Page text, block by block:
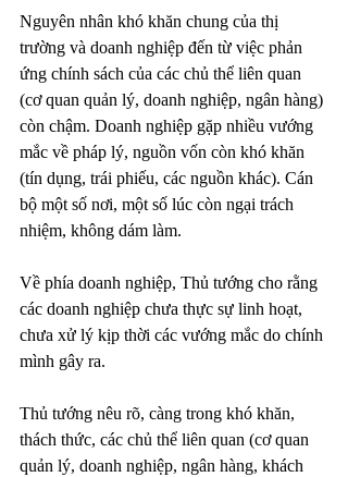
Nguyên nhân khó khăn chung của thị
trường và doanh nghiệp đến từ việc phản
ứng chính sách của các chủ thể liên quan
(cơ quan quản lý, doanh nghiệp, ngân hàng)
còn chậm. Doanh nghiệp gặp nhiều vướng
mắc về pháp lý, nguồn vốn còn khó khăn
(tín dụng, trái phiếu, các nguồn khác). Cán
bộ một số nơi, một số lúc còn ngại trách
nhiệm, không dám làm.
Về phía doanh nghiệp, Thủ tướng cho rằng
các doanh nghiệp chưa thực sự linh hoạt,
chưa xử lý kịp thời các vướng mắc do chính
mình gây ra.
Thủ tướng nêu rõ, càng trong khó khăn,
thách thức, các chủ thể liên quan (cơ quan
quản lý, doanh nghiệp, ngân hàng, khách